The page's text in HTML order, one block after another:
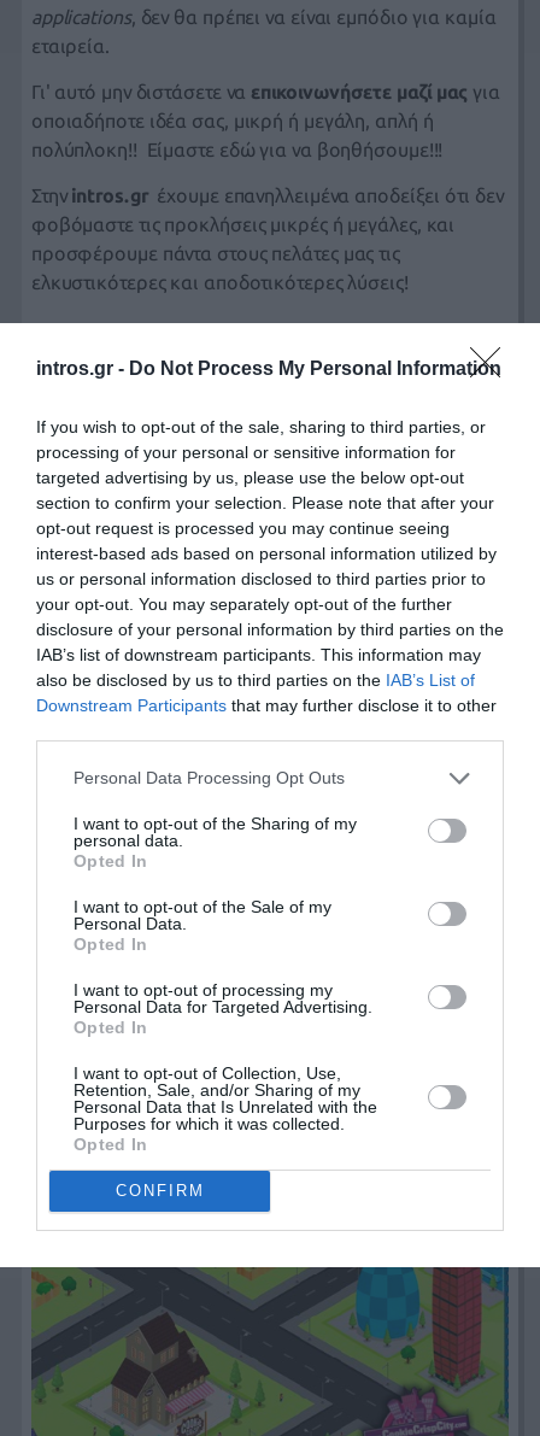
intros.gr - Do Not Process My Personal Information
If you wish to opt-out of the sale, sharing to third parties, or
processing of your personal or sensitive information for
targeted advertising by us, please use the below opt-out
section to confirm your selection. Please note that after your
opt-out request is processed you may continue seeing
interest-based ads based on personal information utilized by
us or personal information disclosed to third parties prior to
your opt-out. You may separately opt-out of the further
disclosure of your personal information by third parties on the
IAB’s list of downstream participants. This information may
also be disclosed by us to third parties on the IAB’s List of
Downstream Participants that may further disclose it to other
Personal Data Processing Opt Outs
I want to opt-out of the Sharing of my
personal data.
Opted In
I want to opt-out of the Sale of my
Personal Data.
Opted In
I want to opt-out of processing my
Personal Data for Targeted Advertising.
Opted In
I want to opt-out of Collection, Use,
Retention, Sale, and/or Sharing of my
Personal Data that Is Unrelated with the
Purposes for which it was collected.
Opted In
CONFIRM
applications, δεν θα πρέπει να είναι εμπόδιο για καμία
εταιρεία.
Γι' αυτό μην διστάσετε να επικοινωνήσετε μαζί μας για
οποιαδήποτε ιδέα σας, μικρή ή μεγάλη, απλή ή
πολύπλοκη!! Είμαστε εδώ για να βοηθήσουμε!!!
Στηνintros.grέχουμε επανηλλειμένα αποδείξει ότι δεν
φοβόμαστε τις προκλήσεις μικρές ή μεγάλες, και
προσφέρουμε πάντα στους πελάτες μας τις
ελκυστικότερες και αποδοτικότερες λύσεις!